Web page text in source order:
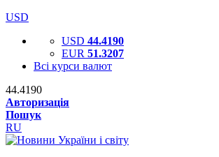
USD
USD 44.4190
EUR 51.3207
Всі курси валют
44.4190
Авторизація
Пошук
RU